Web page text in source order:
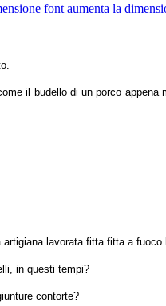
aumenta la
il budello di un porco
lavorata fitta fitta a fuoco
in questi tempi?
contorte?